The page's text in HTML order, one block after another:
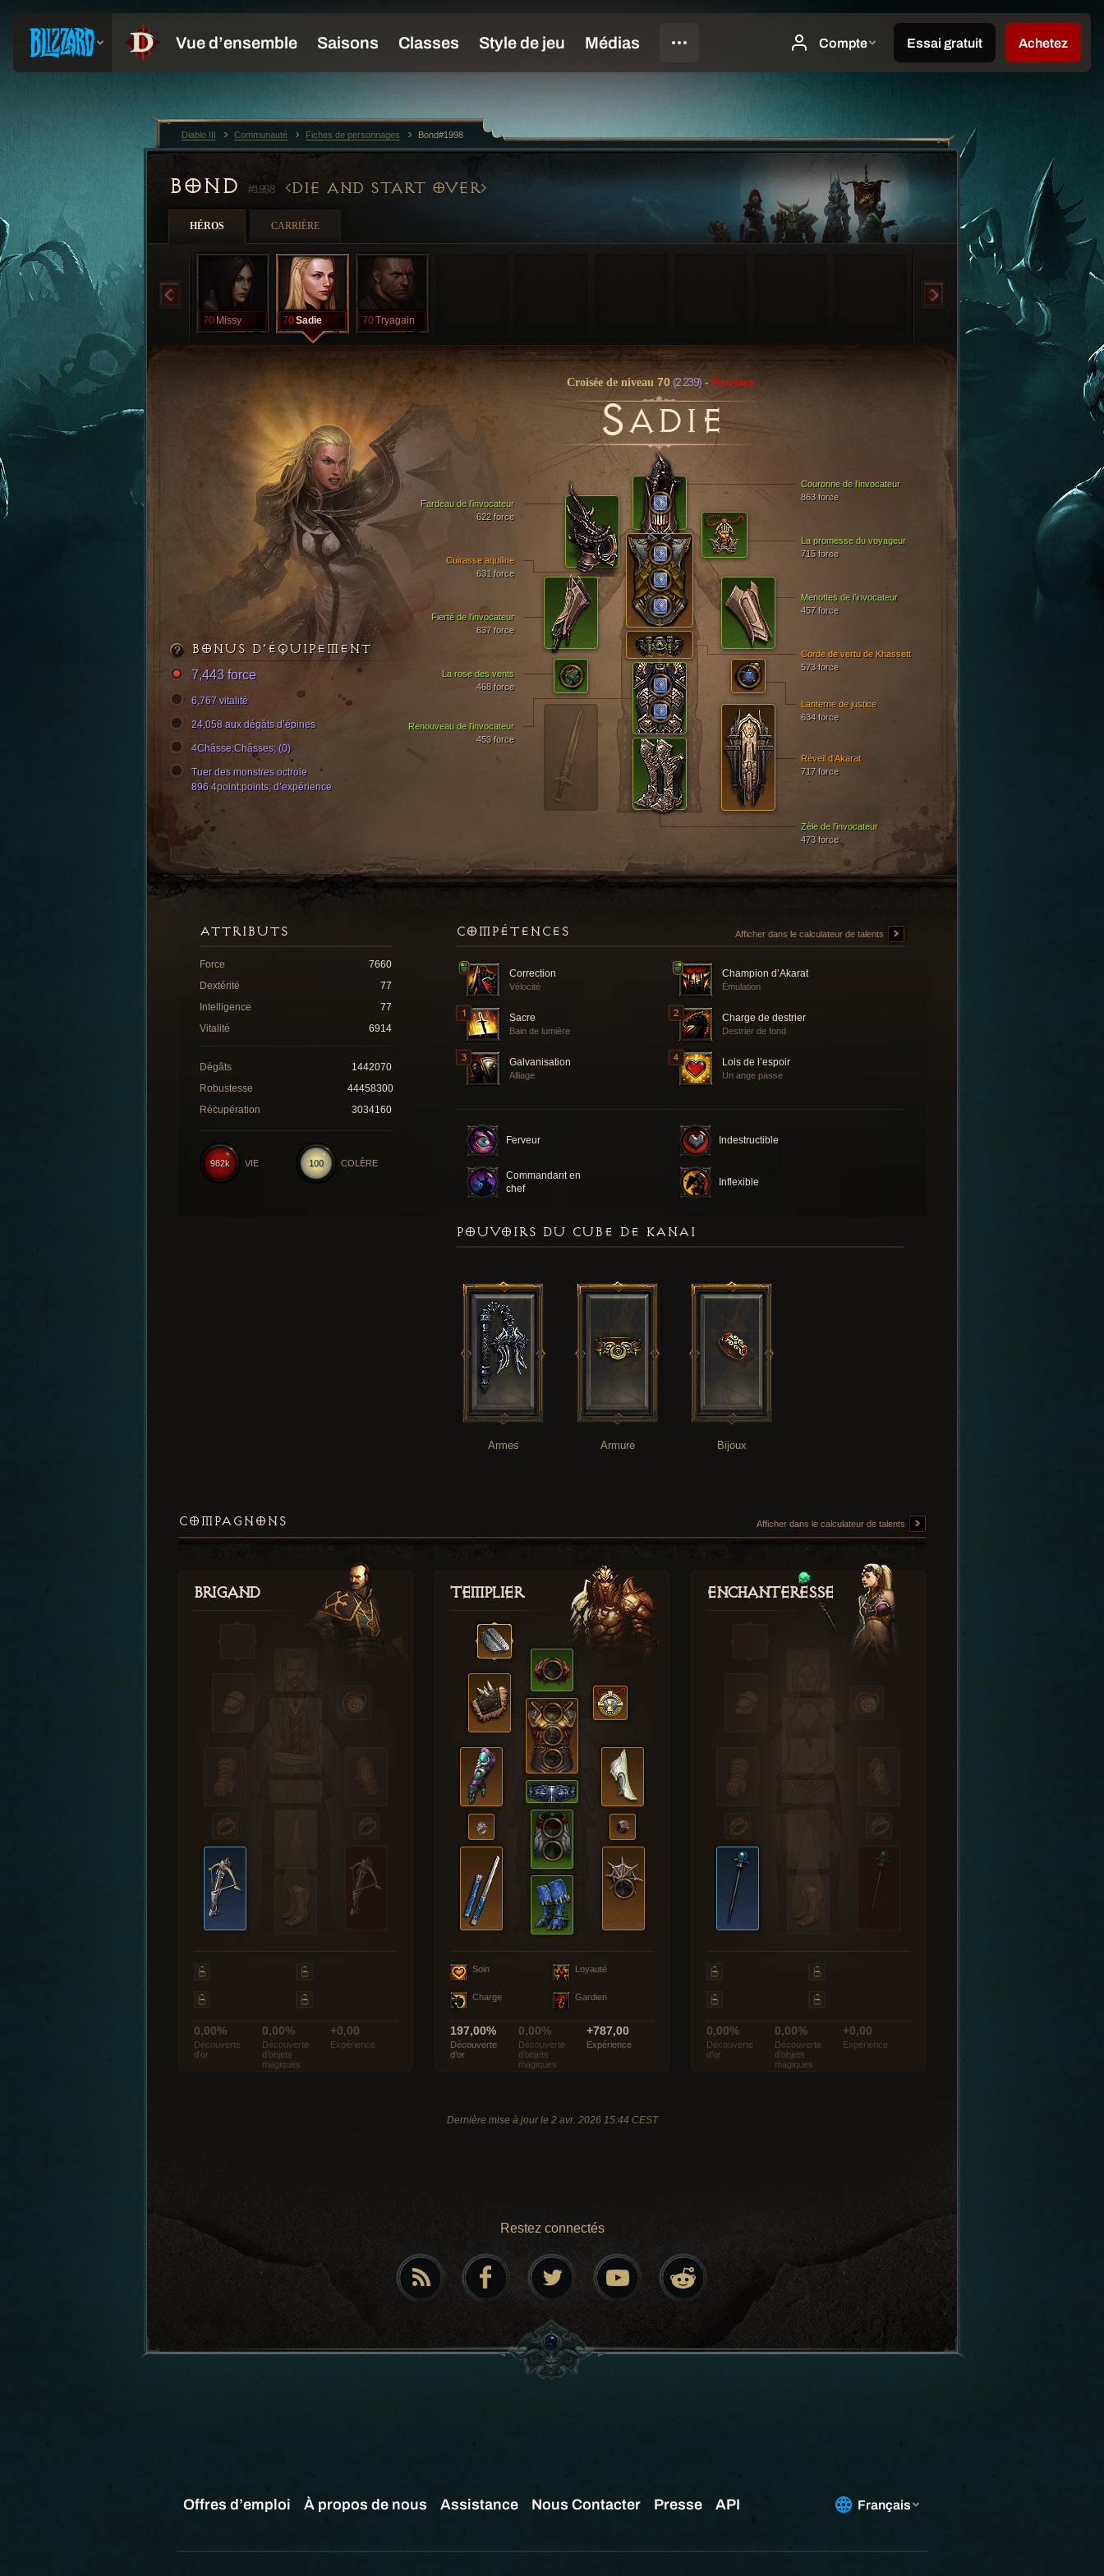
BOND #1998 DIE AND START OVER
HÉROS CARRIÈRE
70 Missy 70Sadie 70Tryagain
Croisée de niveau 70 (2 239) - Extrême
SADIE
Couronne de l’invocateur
863 force
Cuirasse aquiline
631 force
Zèle de l’invocateur
473 force
Fierté de l’invocateur
837 force
Fardeau de l’invocateur
622 force
Renouveau de l’invocateur
453 force
Menottes de l’invocateur
457 force
Réveil d’Akarat
717 force
Corde de vertu de Khassett
573 force
Lanterne de justice
634 force
La rose des vents
468 force
La promesse du voyageur
715 force
BONUS D’ÉQUIPEMENT
7,443 force
6,767 vitalité
24,058 aux dégâts d’épines
4Châsse:Châsses; (0)
Tuer des monstres octroie
896 4point:points; d’expérience
COMPÉTENCES Afficher dans le calculateur de talents
Correction
Vélocité
Champion d’Akarat
Émulation
Sacre
Bain de lumière
Charge de destrier
Destrier de fond
Galvanisation
Alliage
Lois de l’espoir
Un ange passe
Ferveur Indestructible
Commandant en
chef
Inflexible
ATTRIBUTS
Force
7660
Dextérité
77
Intelligence
77
Vitalité
6914
Dégâts
1442070
Robustesse
44458300
Récupération
3034160
100 COLÈRE
982k VIE
POUVOIRS DU CUBE DE KANAI
Armes Armure Bijoux
COMPAGNONS Afficher dans le calculateur de talents
Brigand
0,00%
Découverte
d’or
0,00%
Découverte
d’objets
magiques
+0,00
Expérience
Templier
Soin Loyauté
Charge Gardien
197,00%
Découverte
d’or
0,00%
Découverte
d’objets
magiques
+787,00
Expérience
Enchanteresse
0,00%
Découverte
d’or
0,00%
Découverte
d’objets
magiques
+0,00
Expérience
Dernière mise à jour le 2 avr. 2026 15:44 CEST
Restez connectés
Diablo III Communauté Fiches de personnages Bond#1998